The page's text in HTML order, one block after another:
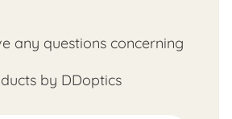
any questions concerning
by DDoptics